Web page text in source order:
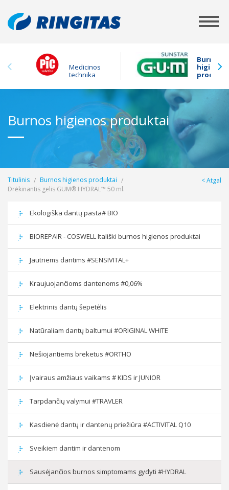
Medicinos
technika
Burnos
higienos
Burnos higienos produktai
Atgal
Titulinis
Burnos higienos produktai
Drėkinantis gelis GUM® HYDRAL™ 50 ml.
Ekologiška dantų pasta# BIO
BIOREPAIR - COSWELL Itališki burnos higienos produktai
Jautriems dantims #SENSIVITAL+
Kraujuojančioms dantenoms #0,06%
Elektrinis dantų šepetėlis
Natūraliam dantų baltumui #ORIGINAL WHITE
Nešiojantiems breketus #ORTHO
Įvairaus amžiaus vaikams # KIDS ir JUNIOR
Tarpdančių valymui #TRAVLER
Kasdienė dantų ir dantenų priežiūra #ACTIVITAL Q10
Sveikiem dantim ir dantenom
Sausėjančios burnos simptomams gydyti #HYDRAL